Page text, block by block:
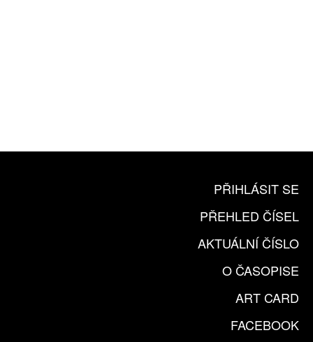
PŘIHLÁSIT SE
PŘEHLED ČÍSEL
AKTUÁLNÍ ČÍSLO
O ČASOPISE
ART CARD
FACEBOOK